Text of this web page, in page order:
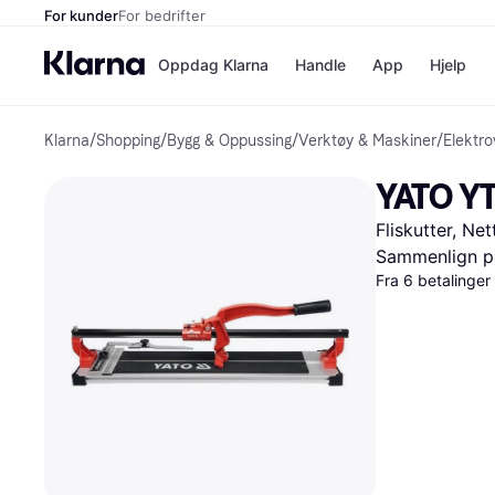
For kunderFor bedrifter
Oppdag Klarna
Betal nå
Betal i 3 deler
Betal innen
Finansiering
Vipps
Handle
Butikker
App Hjelp
Klarna/Shopping/Bygg & Oppussing/Verktøy & Maskiner/
YATO
Fliskutter,
Sammenlign
Fra 6 betalinger